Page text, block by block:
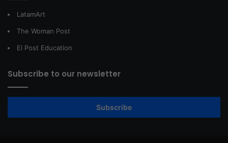
LatamArt
The Woman Post
El Post Education
Subscribe to our newsletter
Subscribe